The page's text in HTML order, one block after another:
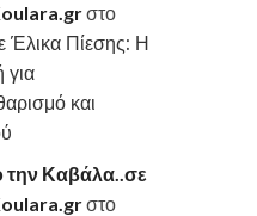
στο
Έλικα Πίεσης: Η
για
και
Καβάλα..σε
στο